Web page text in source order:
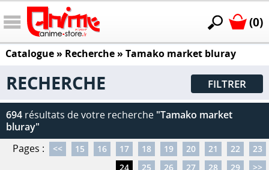
(0)
Catalogue» Recherche » Tamako market bluray
RECHERCHE FILTRER
694 résultats de votre recherche "Tamako market
bluray"
Pages :
<< 15 16 17 18 19 20 21 22
23
24
25 26 27 28 29
>>